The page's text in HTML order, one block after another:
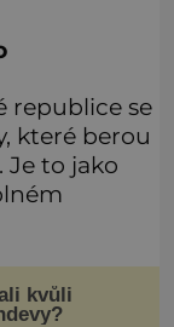
republice se
které berou
Je to jako
kvůli